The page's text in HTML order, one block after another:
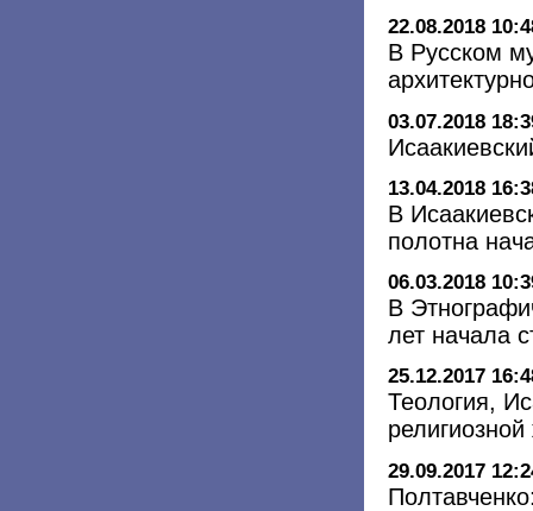
22.08.2018
В Русском
03.07.2018
13.04.2018
В
полотна
06.03.2018
В
лет начала
25.12.2017
Теология,
29.09.2017